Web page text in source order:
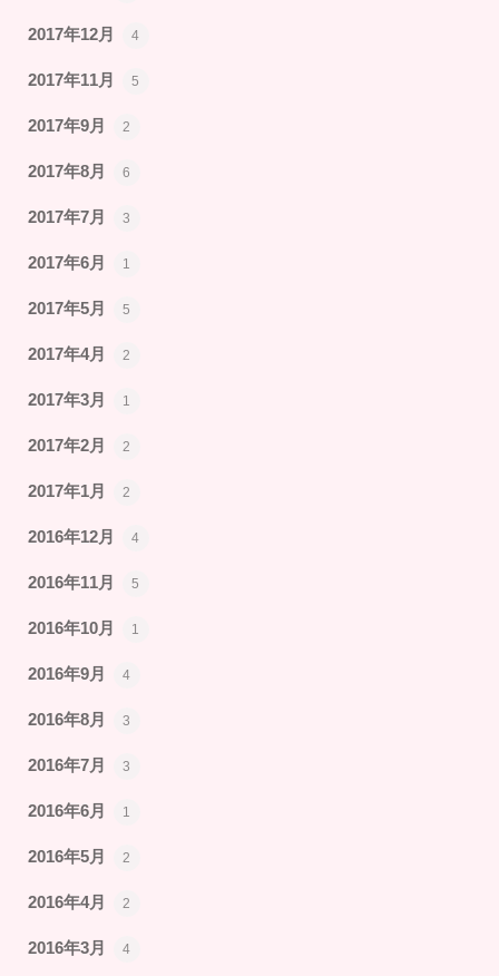
2017年12月 4
2017年11月 5
2017年9月 2
2017年8月 6
2017年7月 3
2017年6月 1
2017年5月 5
2017年4月 2
2017年3月 1
2017年2月 2
2017年1月 2
2016年12月 4
2016年11月 5
2016年10月 1
2016年9月 4
2016年8月 3
2016年7月 3
2016年6月 1
2016年5月 2
2016年4月 2
2016年3月 4